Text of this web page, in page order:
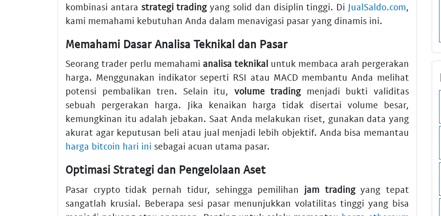
kombinasi antara strategi tradingyang solid dan disiplin tinggi. Di JualSaldo.com,
kami memahami kebutuhan Anda dalam menavigasi pasar yang dinamis ini.
Memahami Dasar Analisa Teknikal dan Pasar
Seorang trader perlu memahami analisa teknikal untuk membaca arah pergerakan
harga. Menggunakan indikator seperti RSI atau MACD membantu Anda melihat
potensi pembalikan tren. Selain itu, volume tradingmenjadi bukti validitas
sebuah pergerakan harga. Jika kenaikan harga tidak disertai volume besar,
kemungkinan itu adalah jebakan. Saat Anda melakukan riset, gunakan data yang
akurat agar keputusan beli atau jual menjadi lebih objektif. Anda bisa memantau
harga bitcoin hari ini sebagai acuan utama pasar.
Optimasi Strategi dan Pengelolaan Aset
Pasar crypto tidak pernah tidur, sehingga pemilihan jam tradingyang tepat
sangatlah krusial. Beberapa sesi pasar menunjukkan volatilitas tinggi yang bisa